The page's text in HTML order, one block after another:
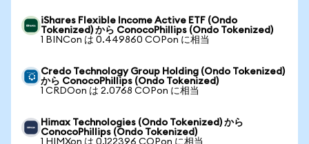
iShares Flexible Income Active ETF (Ondo
Tokenized) から ConocoPhillips (Ondo Tokenized)
1 BINCon は 0.449860 COPon に相当
Credo Technology Group Holding (Ondo Tokenized)
から ConocoPhillips (Ondo Tokenized)
1 CRDOon は 2.0768 COPon に相当
Himax Technologies (Ondo Tokenized) から
ConocoPhillips (Ondo Tokenized)
1 HIMXon は 0.122396 COPon に相当